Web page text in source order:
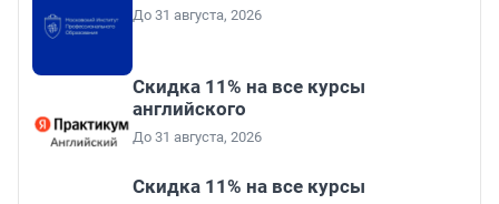
До 31 августа, 2026
Скидка 11% на все курсы
английского
До 31 августа, 2026
Скидка 11% на все курсы